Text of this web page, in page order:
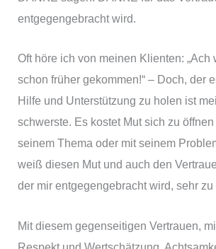
entgegengebracht wird.
Oft höre ich von meinen Klienten: „Ach
schon früher gekommen!“ – Doch, der
Hilfe und Unterstützung zu holen ist
schwerste. Es kostet Mut sich zu
seinem Thema oder mit seinem
weiß diesen Mut und auch den
der mir entgegengebracht wird, sehr zu
Mit diesem gegenseitigen Vertrauen,